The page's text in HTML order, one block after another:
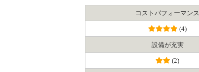
コスト パフォーマンス
(4)
設備が充実
(2)